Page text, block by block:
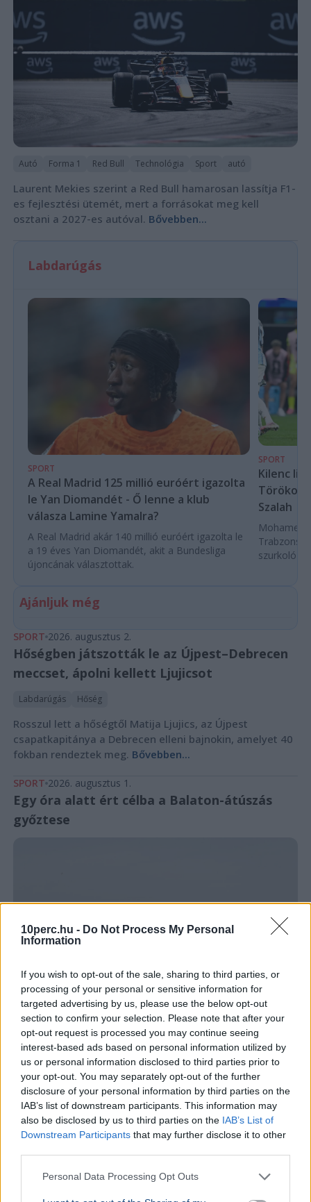
10perc.hu - Do Not Process My Personal
Information
If you wish to opt-out of the sale, sharing to third parties, or
processing of your personal or sensitive information for
targeted advertising by us, please use the below opt-out
section to confirm your selection. Please note that after your
opt-out request is processed you may continue seeing
interest-based ads based on personal information utilized by
us or personal information disclosed to third parties prior to
your opt-out. You may separately opt-out of the further
disclosure of your personal information by third parties on the
IAB’s list of downstream participants. This information may
also be disclosed by us to third parties on the IAB’s List of
Downstream Participants that may further disclose it to other
Personal Data Processing Opt Outs
Autó Forma 1 Red Bull Technológia Sport autó
Laurent Mekies szerint a Red Bull hamarosan lassítja F1-
es fejlesztési ütemét, mert a forrásokat meg kell
osztani a 2027-es autóval. Bővebben...
Labdarúgás
SPORT
A Real Madrid 125 millió euróért igazolta
le Yan Diomandét - Ő lenne a klub
válasza Lamine Yamalra?
A Real Madrid akár 140 millió euróért igazolta le
a 19 éves Yan Diomandét, akit a Bundesliga
újoncának választottak.
SPORT
Kilenc
Szalah
Mohamed
szurkoló
Ajánljuk még
SPORT 2026. augusztus 2.
Hőségben játszották le az Újpest–Debrecen
meccset, ápolni kellett Ljujicsot
Labdarúgás Hőség
Rosszul lett a hőségtől Matija Ljujics, az Újpest
csapatkapitánya a Debrecen elleni bajnokin, amelyet 40
fokban rendeztek meg. Bővebben...
SPORT 2026. augusztus 1.
Egy óra alatt ért célba a Balaton-átúszás
győztese